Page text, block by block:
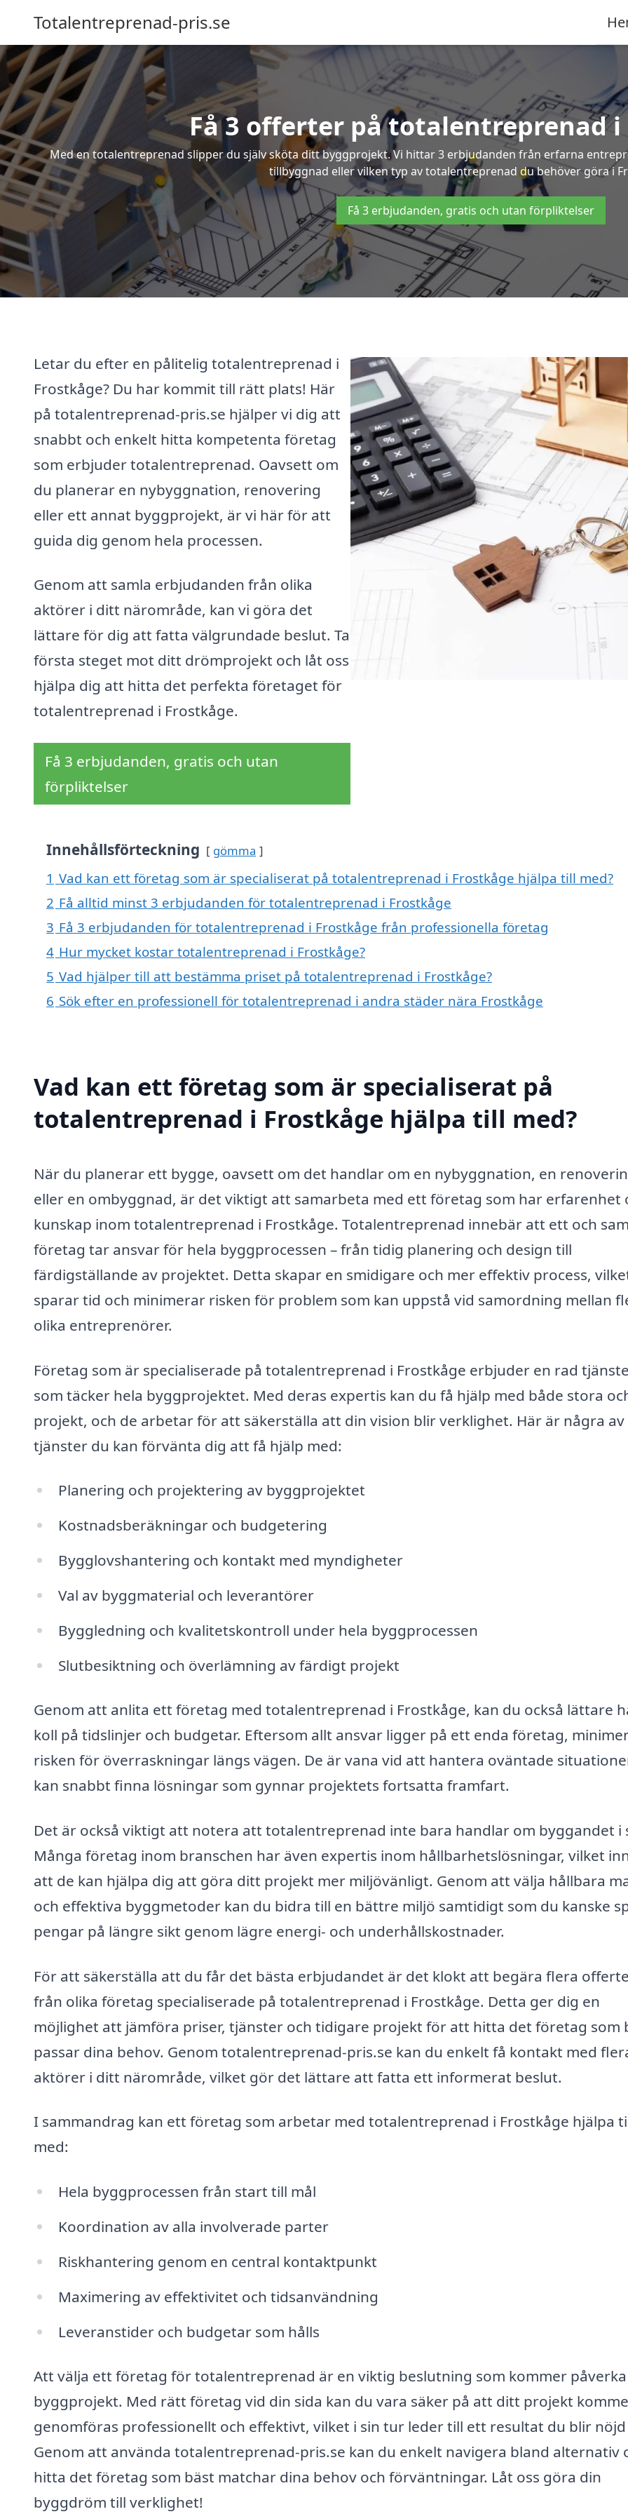
Totalentreprenad-pris.se
Få 3 offerter på totalentreprenad i
Med en totalentreprenad slipper du själv sköta ditt byggprojekt. Vi hittar 3 erbjudanden från erfarna
tillbyggnad eller vilken typ av totalentreprenad du behöver göra i
Få 3 erbjudanden, gratis och utan förpliktelser
Letar du efter en pålitelig totalentreprenad i
Frostkåge? Du har kommit till rätt plats! Här
på totalentreprenad-pris.se hjälper vi dig att
snabbt och enkelt hitta kompetenta företag
som erbjuder totalentreprenad. Oavsett om
du planerar en nybyggnation, renovering
eller ett annat byggprojekt, är vi här för att
guida dig genom hela processen.
Genom att samla erbjudanden från olika
aktörer i ditt närområde, kan vi göra det
lättare för dig att fatta välgrundade beslut. Ta
första steget mot ditt drömprojekt och låt oss
hjälpa dig att hitta det perfekta företaget för
totalentreprenad i Frostkåge.
Få 3 erbjudanden, gratis och utan
förpliktelser
Innehållsförteckning gömma
1 Vad kan ett företag som är specialiserat på totalentreprenad i Frostkåge hjälpa till med?
2 Få alltid minst 3 erbjudanden för totalentreprenad i Frostkåge
3 Få 3 erbjudanden för totalentreprenad i Frostkåge från professionella företag
4 Hur mycket kostar totalentreprenad i Frostkåge?
5 Vad hjälper till att bestämma priset på totalentreprenad i Frostkåge?
6 Sök efter en professionell för totalentreprenad i andra städer nära Frostkåge
Vad kan ett företag som är specialiserat på
totalentreprenad i Frostkåge hjälpa till med?
När du planerar ett bygge, oavsett om det handlar om en nybyggnation, en
eller en ombyggnad, är det viktigt att samarbeta med ett företag som har erfarenhet
kunskap inom totalentreprenad i Frostkåge. Totalentreprenad innebär att ett och
företag tar ansvar för hela byggprocessen – från tidig planering och design till
färdigställande av projektet. Detta skapar en smidigare och mer effektiv process,
sparar tid och minimerar risken för problem som kan uppstå vid samordning mellan
olika entreprenörer.
Företag som är specialiserade på totalentreprenad i Frostkåge erbjuder en rad
som täcker hela byggprojektet. Med deras expertis kan du få hjälp med både stora
projekt, och de arbetar för att säkerställa att din vision blir verklighet. Här är några av
tjänster du kan förvänta dig att få hjälp med:
Planering och projektering av byggprojektet
Kostnadsberäkningar och budgetering
Bygglovshantering och kontakt med myndigheter
Val av byggmaterial och leverantörer
Byggledning och kvalitetskontroll under hela byggprocessen
Slutbesiktning och överlämning av färdigt projekt
Genom att anlita ett företag med totalentreprenad i Frostkåge, kan du också lättare
koll på tidslinjer och budgetar. Eftersom allt ansvar ligger på ett enda företag,
risken för överraskningar längs vägen. De är vana vid att hantera oväntade
kan snabbt finna lösningar som gynnar projektets fortsatta framfart.
Det är också viktigt att notera att totalentreprenad inte bara handlar om byggandet i
Många företag inom branschen har även expertis inom hållbarhetslösningar, vilket
att de kan hjälpa dig att göra ditt projekt mer miljövänligt. Genom att välja hållbara
och effektiva byggmetoder kan du bidra till en bättre miljö samtidigt som du kanske
pengar på längre sikt genom lägre energi- och underhållskostnader.
För att säkerställa att du får det bästa erbjudandet är det klokt att begära flera
från olika företag specialiserade på totalentreprenad i Frostkåge. Detta ger dig en
möjlighet att jämföra priser, tjänster och tidigare projekt för att hitta det företag som
passar dina behov. Genom totalentreprenad-pris.se kan du enkelt få kontakt med
aktörer i ditt närområde, vilket gör det lättare att fatta ett informerat beslut.
I sammandrag kan ett företag som arbetar med totalentreprenad i Frostkåge hjälpa
med:
Hela byggprocessen från start till mål
Koordination av alla involverade parter
Riskhantering genom en central kontaktpunkt
Maximering av effektivitet och tidsanvändning
Leveranstider och budgetar som hålls
Att välja ett företag för totalentreprenad är en viktig beslutning som kommer
byggprojekt. Med rätt företag vid din sida kan du vara säker på att ditt projekt
genomföras professionellt och effektivt, vilket i sin tur leder till ett resultat du blir nöjd
Genom att använda totalentreprenad-pris.se kan du enkelt navigera bland alternativ
hitta det företag som bäst matchar dina behov och förväntningar. Låt oss göra din
byggdröm till verklighet!